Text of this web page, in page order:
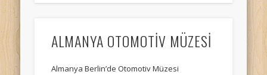
ALMANYA OTOMOTİV MÜZESİ
Almanya Berlin’de Otomotiv Müzesi